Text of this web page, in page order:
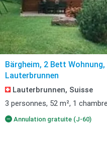
Bärgheim, 2 Bett
Lauterbrunnen
Lauterbrunnen, Suisse
3 personnes, 52 m², 1
Annulation gratuite (J-60)